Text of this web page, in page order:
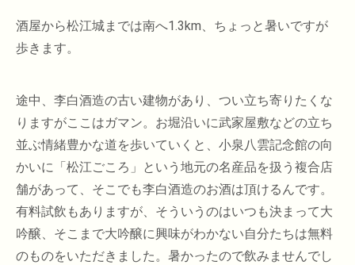
酒屋から松江城までは南へ1.3km、ちょっと暑いですが
歩きます。
途中、李白酒造の古い建物があり、つい立ち寄りたくな
りますがここはガマン。お堀沿いに武家屋敷などの立ち
並ぶ情緒豊かな道を歩いていくと、小泉八雲記念館の向
かいに「松江ごころ」という地元の名産品を扱う複合店
舗があって、そこでも李白酒造のお酒は頂けるんです。
有料試飲もありますが、そういうのはいつも決まって大
吟醸、そこまで大吟醸に興味がわかない自分たちは無料
のものをいただきました。暑かったので飲みませんでし